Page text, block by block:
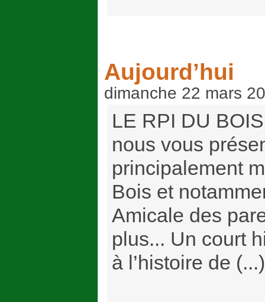
Aujourd’hui
dimanche 22 mars
LE RPI DU
nous vous
principalement
Bois et
Amicale des
plus... Un court
à l’histoire de (...)